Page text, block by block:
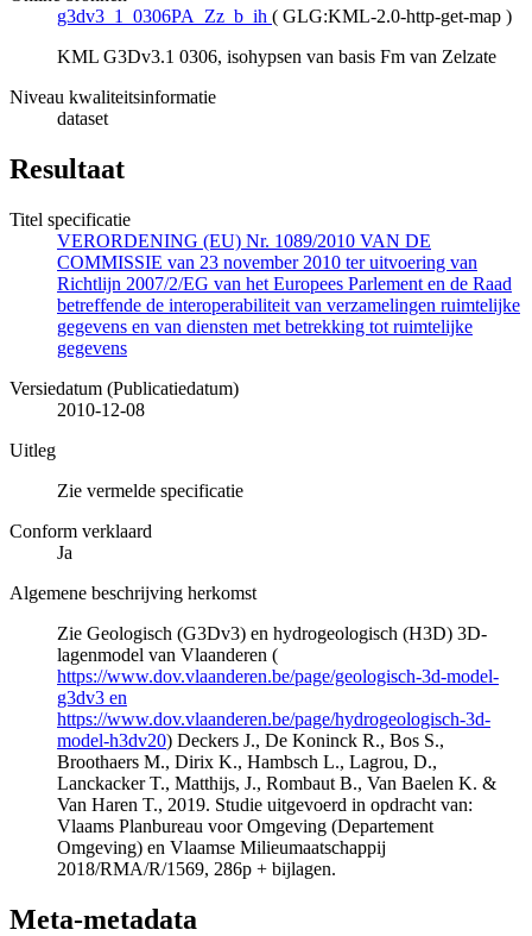
g3dv3_1_0306PA_Zz_b_ih ( GLG:KML-2.0-http-get-map )
KML G3Dv3.1 0306, isohypsen van basis Fm van Zelzate
Niveau kwaliteitsinformatie
dataset
Resultaat
Titel specificatie
VERORDENING (EU) Nr. 1089/2010 VAN DE
COMMISSIE van 23 november 2010 ter uitvoering van
Richtlijn 2007/2/EG van het Europees Parlement en de Raad
betreffende de interoperabiliteit van verzamelingen ruimtelijke
gegevens en van diensten met betrekking tot ruimtelijke
gegevens
Versiedatum (Publicatiedatum)
2010-12-08
Uitleg
Zie vermelde specificatie
Conform verklaard
Ja
Algemene beschrijving herkomst
Zie Geologisch (G3Dv3) en hydrogeologisch (H3D) 3D-
lagenmodel van Vlaanderen (
https://www.dov.vlaanderen.be/page/geologisch-3d-model-
g3dv3 en
https://www.dov.vlaanderen.be/page/hydrogeologisch-3d-
model-h3dv20) Deckers J., De Koninck R., Bos S.,
Broothaers M., Dirix K., Hambsch L., Lagrou, D.,
Lanckacker T., Matthijs, J., Rombaut B., Van Baelen K. &
Van Haren T., 2019. Studie uitgevoerd in opdracht van:
Vlaams Planbureau voor Omgeving (Departement
Omgeving) en Vlaamse Milieumaatschappij
2018/RMA/R/1569, 286p + bijlagen.
Meta-metadata